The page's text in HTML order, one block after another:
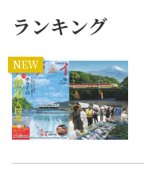
ランキング
NEW